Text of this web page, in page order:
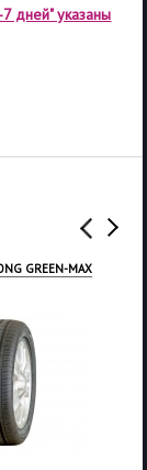
дней" указаны
GREEN-MAX